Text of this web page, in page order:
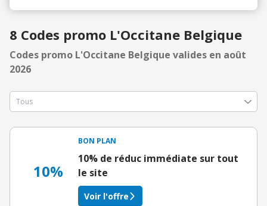
8 Codes promo L'Occitane Belgique
Codes promo L'Occitane Belgique valides en août
2026
10%
BON PLAN
10% de réduc immédiate sur tout
le site
Voir l'offre